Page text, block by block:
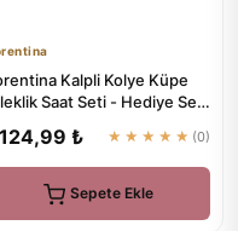
Kalpli Kolye Küpe
Saat Seti - Hediye Set
₺ ★★★★★ (0)
Sepete Ekle